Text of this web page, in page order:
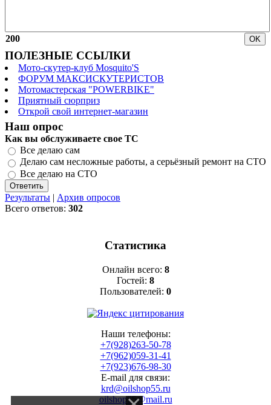
200
ПОЛЕЗНЫЕ ССЫЛКИ
Мото-скутер-клуб Mosquito'S
ФОРУМ МАКСИСКУТЕРИСТОВ
Мотомастерская "POWERBIKE"
Приятный сюрприз
Открой свой интернет-магазин
Наш опрос
Как вы обслуживаете свое ТС
Все делаю сам
Делаю сам несложные работы, а серьёзный ремонт на СТО
Все делаю на СТО
Результаты | Архив опросов
Всего ответов: 302
Статистика
Онлайн всего: 8
Гостей: 8
Пользователей: 0
Наши телефоны:
+7(928)263-50-78
+7(962)059-31-41
+7(923)676-98-30
E-mail для связи:
krd@oilshop55.ru
oilshop55@mail.ru